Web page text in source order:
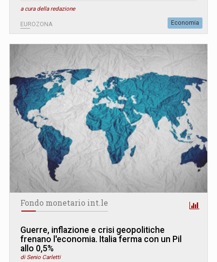
a cura della redazione
EUROZONA Economia
Fondo monetario int.le
Guerre, inflazione e crisi geopolitiche
frenano l'economia. Italia ferma con un Pil
allo 0,5%
di Senio Carletti